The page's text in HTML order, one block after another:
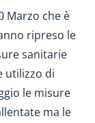
Marzo che è
ripreso le
sanitarie
utilizzo di
le misure
ma le